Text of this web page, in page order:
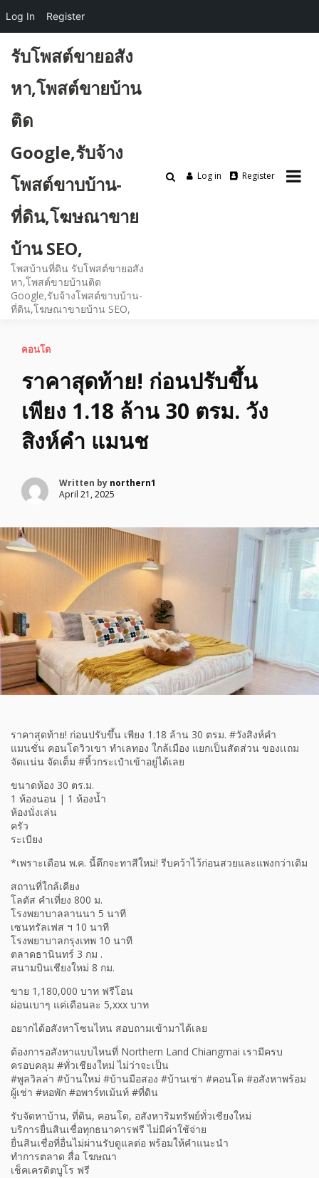
content
รับโพสต์ขายอสัง
หา,โพสต์ขายบ้าน
ติด
Google,รับจ้าง
โพสต์ขาบบ้าน-
ที่ดิน,โฆษณาขาย
บ้าน SEO,
โพสบ้านที่ดิน รับโพสต์ขายอสัง
หา,โพสต์ขายบ้านติด
Google,รับจ้างโพสต์ขาบบ้าน-
ที่ดิน,โฆษณาขายบ้าน SEO,
Log in Register
คอนโด
ราคาสุดท้าย! ก่อนปรับขึ้น
เพียง 1.18 ล้าน 30 ตรม. วัง
สิงห์คำ แมนช
Written by northern1
April 21, 2025
ราคาสุดท้าย! ก่อนปรับขึ้น เพียง 1.18 ล้าน 30 ตรม. #วังสิงห์คำ
แมนชั่น คอนโดวิวเขา ทำเลทอง ใกล้เมือง แยกเป็นสัดส่วน ของเเถม
จัดเเน่น จัดเต็ม #หิ้วกระเป๋าเข้าอยู่ได้เลย
ขนาดห้อง 30 ตร.ม.
1 ห้องนอน | 1 ห้องน้ำ
ห้องนั่งเล่น
ครัว
ระเบียง
*เพราะเดือน พ.ค. นี้ตึกจะทาสีใหม่! รีบคว้าไว้ก่อนสวยและแพงกว่าเดิม
สถานที่ใกล้เคียง
โลตัส คำเที่ยง 800 ม.
โรงพยาบาลลานนา 5 นาที
เซนทรัลเฟส ฯ 10 นาที
โรงพยาบาลกรุงเทพ 10 นาที
ตลาดธานินทร์ 3 กม .
สนามบินเชียงใหม่ 8 กม.
ขาย 1,180,000 บาท ฟรีโอน
ผ่อนเบาๆ แค่เดือนละ 5,xxx บาท
อยากได้อสังหาโซนไหน สอบถามเข้ามาได้เลย
ต้องการอสังหาแบบไหนที่ Northern Land Chiangmai เรามีครบ
ครอบคลุม #ทั่วเชียงใหม่ ไม่ว่าจะเป็น
#พูลวิลล่า #บ้านใหม่ #บ้านมือสอง #บ้านเช่า #คอนโด #อสังหาพร้อม
ผู้เช่า #หอพัก #อพาร์ทเม้นท์ #ที่ดิน
รับจัดหาบ้าน, ที่ดิน, คอนโด, อสังหาริมทรัพย์ทั่วเชียงใหม่
บริการยื่นสินเชื่อทุกธนาคารฟรี ไม่มีค่าใช้จ่าย
ยื่นสินเชื่อที่อื่นไม่ผ่านรับดูแลต่อ พร้อมให้คำแนะนำ
ทำการตลาด สื่อ โฆษณา
เช็คเครดิตบูโร ฟรี
Log In Register